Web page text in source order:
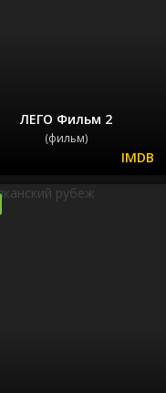
ЛЕГО Фильм 2
(фильм)